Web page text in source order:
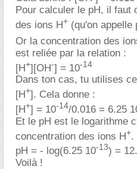
Pour calculer le pH, il faut
des ions H+ (qu'on appelle
Or la concentration des
est reliée par la relation :
[H+][OH-] = 10-14
Dans ton cas, tu utilises
[H+]. Cela donne :
[H+] = 10-14/0.016 = 6.25
Et le pH est le logarithme
concentration des ions H+.
pH = - log(6.25 10-13) =
Voilà !